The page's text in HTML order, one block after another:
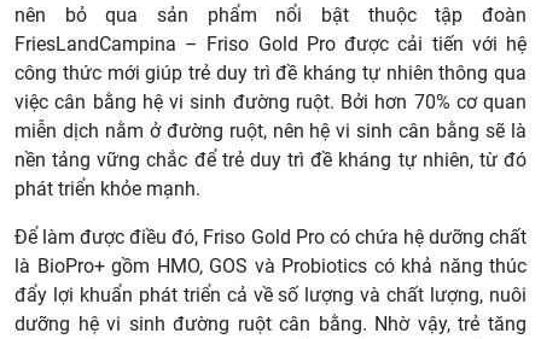
nên bỏ qua sản phẩm nổi bật thuộc tập đoàn
FriesLandCampina – Friso Gold Pro được cải tiến với hệ
công thức mới giúp trẻ duy trì đề kháng tự nhiên thông qua
việc cân bằng hệ vi sinh đường ruột. Bởi hơn 70% cơ quan
miễn dịch nằm ở đường ruột, nên hệ vi sinh cân bằng sẽ là
nền tảng vững chắc để trẻ duy trì đề kháng tự nhiên, từ đó
phát triển khỏe mạnh.
Để làm được điều đó, Friso Gold Pro có chứa hệ dưỡng chất
là BioPro+ gồm HMO, GOS và Probiotics có khả năng thúc
đẩy lợi khuẩn phát triển cả về số lượng và chất lượng, nuôi
dưỡng hệ vi sinh đường ruột cân bằng. Nhờ vậy, trẻ tăng